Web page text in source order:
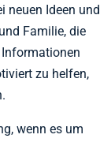
neuen Ideen und
Familie, die
zu helfen,
wenn es um